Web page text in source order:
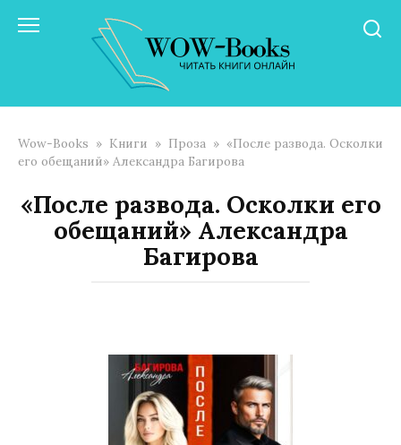
Wow-Books » Книги » Проза » «После развода. Осколки
его обещаний» Александра Багирова
«После развода. Осколки его
обещаний» Александра
Багирова